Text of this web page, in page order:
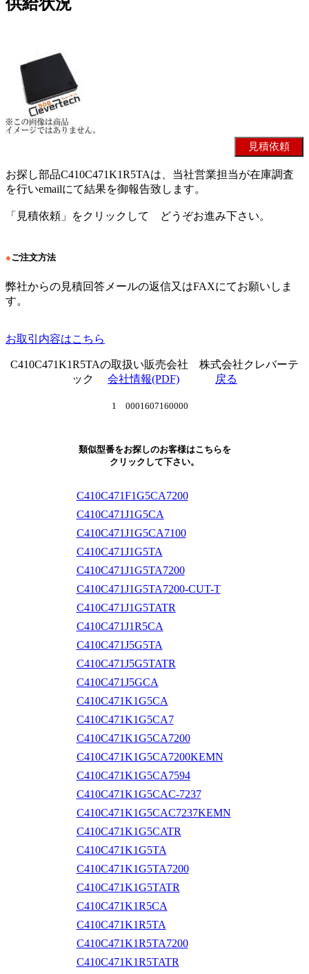
供給状況
お探し部品C410C471K1R5TAは、当社営業担当が在庫調査
を行いemailにて結果を御報告致します。
「見積依頼」をクリックして どうぞお進み下さい。
●ご注文方法
弊社からの見積回答メールの返信又はFAXにてお願いしま
す。
お取引内容はこちら
C410C471K1R5TAの取扱い販売会社 株式会社クレバーテ
ック 会社情報(PDF) 戻る
1 0001607160000
類似型番をお探しのお客様はこちらを
クリックして下さい。
C410C471F1G5CA7200
C410C471J1G5CA
C410C471J1G5CA7100
C410C471J1G5TA
C410C471J1G5TA7200
C410C471J1G5TA7200-CUT-T
C410C471J1G5TATR
C410C471J1R5CA
C410C471J5G5TA
C410C471J5G5TATR
C410C471J5GCA
C410C471K1G5CA
C410C471K1G5CA7
C410C471K1G5CA7200
C410C471K1G5CA7200KEMN
C410C471K1G5CA7594
C410C471K1G5CAC-7237
C410C471K1G5CAC7237KEMN
C410C471K1G5CATR
C410C471K1G5TA
C410C471K1G5TA7200
C410C471K1G5TATR
C410C471K1R5CA
C410C471K1R5TA
C410C471K1R5TA7200
C410C471K1R5TATR